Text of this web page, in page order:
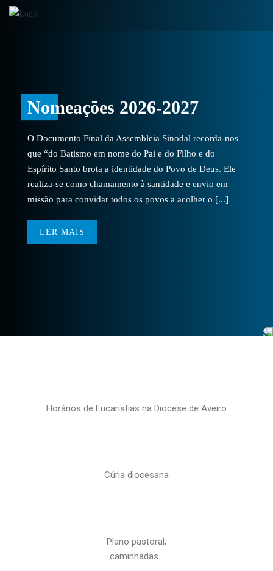
Nomeações 2026-2027
O Documento Final da Assembleia Sinodal recorda-nos
que “do Batismo em nome do Pai e do Filho e do
Espírito Santo brota a identidade do Povo de Deus. Ele
realiza-se como chamamento à santidade e envio em
missão para convidar todos os povos a acolher o [...]
LER MAIS
Horários de Eucaristias na Diocese de Aveiro
Cúria diocesana
Plano pastoral,
caminhadas…